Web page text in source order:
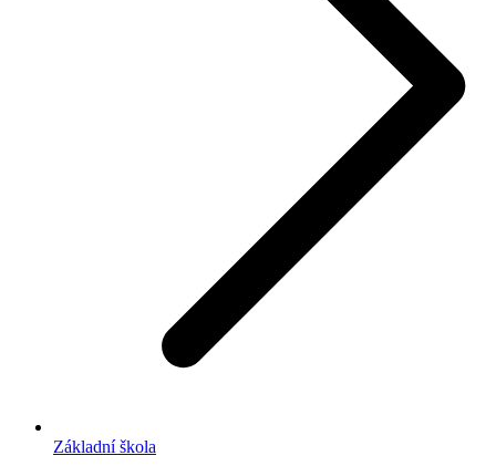
Základní škola